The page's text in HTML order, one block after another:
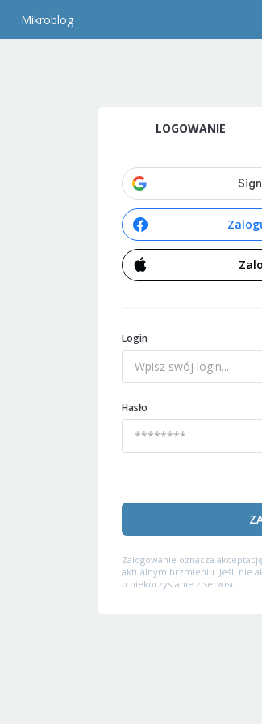
Mikroblog
LOGOWANIE
Login
Hasło
Zalogowanie oznacza akceptację
aktualnym brzmieniu. Jeśli nie
o niekorzystanie z serwisu.